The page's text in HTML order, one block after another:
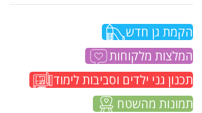
הקמת גן חדש
המלצות מלקוחות
תכנון גני ילדים וסביבות לימוד
תמונות מהשטח